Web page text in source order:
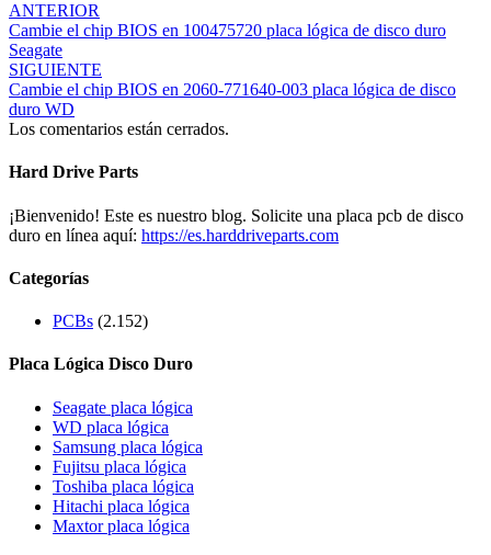
ANTERIOR
Cambie el chip BIOS en 100475720 placa lógica de disco duro
Seagate
SIGUIENTE
Cambie el chip BIOS en 2060-771640-003 placa lógica de disco
duro WD
Los comentarios están cerrados.
Hard Drive Parts
¡Bienvenido! Este es nuestro blog. Solicite una placa pcb de disco
duro en línea aquí: https://es.harddriveparts.com
Categorías
PCBs (2.152)
Placa Lógica Disco Duro
Seagate placa lógica
WD placa lógica
Samsung placa lógica
Fujitsu placa lógica
Toshiba placa lógica
Hitachi placa lógica
Maxtor placa lógica